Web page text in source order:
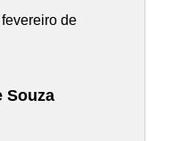
de
Souza